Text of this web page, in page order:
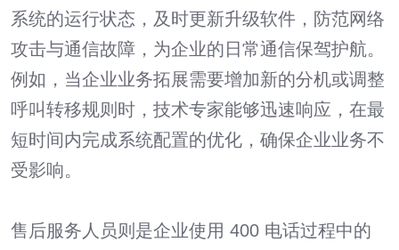
系统的运行状态，及时更新升级软件，防范网络
攻击与通信故障，为企业的日常通信保驾护航。
例如，当企业业务拓展需要增加新的分机或调整
呼叫转移规则时，技术专家能够迅速响应，在最
短时间内完成系统配置的优化，确保企业业务不
受影响。
售后服务人员则是企业使用 400 电话过程中的